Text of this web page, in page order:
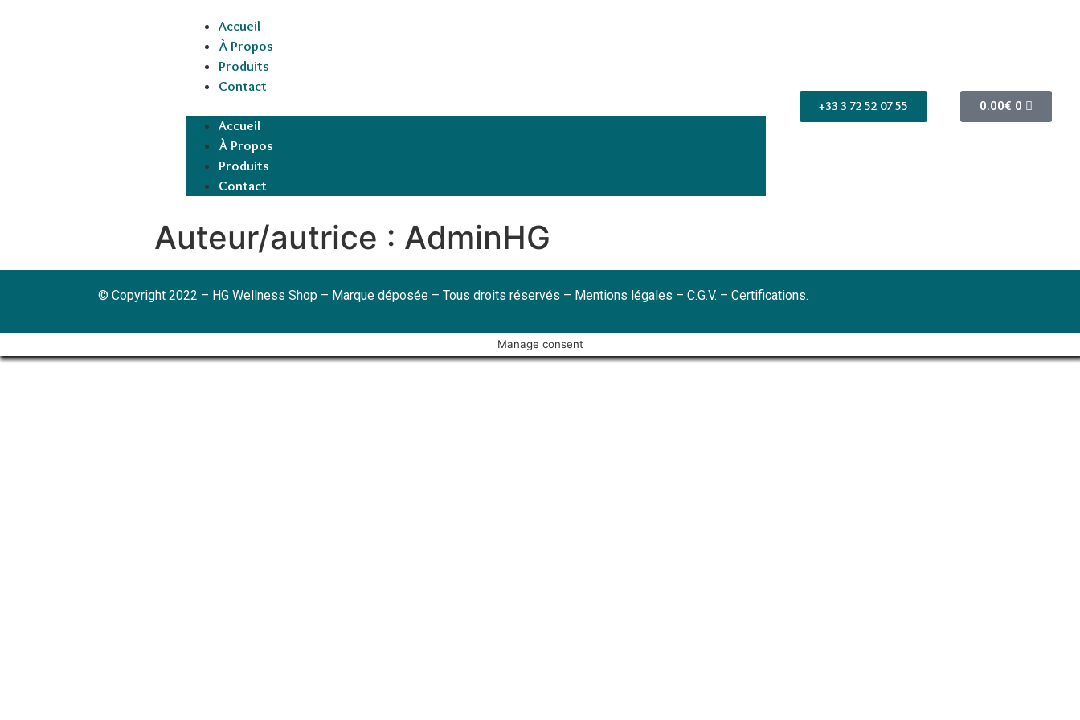
Accueil
À Propos
Produits
Contact
Accueil
À Propos
Produits
Contact
+33 3 72 52 07 55 0.00€ 0
Auteur/autrice : AdminHG
© Copyright 2022 – HG Wellness Shop – Marque déposée – Tous droits réservés – Mentions légales – C.G.V. – Certifications.
Manage consent